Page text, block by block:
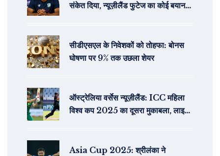
संकेत दिया, न्यूज़ीलैंड फुटेज का कोई बयान
सीडीएसएल के निवेशकों को तोहफा: बोनस
घोषणा पर 9% तक उछला शेयर
ऑस्ट्रेलिया वर्सेस न्यूज़ीलैंड: ICC महिला
विश्व कप 2025 का दूसरा मुकाबला, लाइव
Asia Cup 2025: श्रीलंका ने